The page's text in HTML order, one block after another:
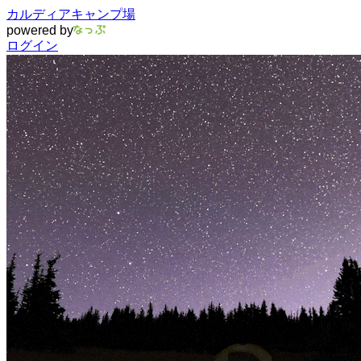
カルディアキャンプ場
powered by
ログイン